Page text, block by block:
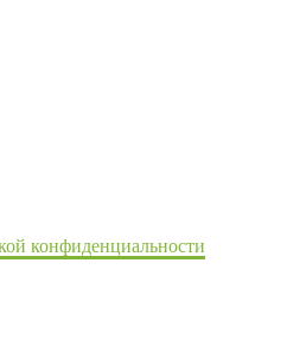
конфиденциальности